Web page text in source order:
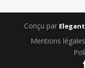
Conçu par
Mentions légales